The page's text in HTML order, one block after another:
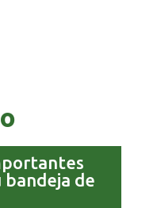
bandeja de